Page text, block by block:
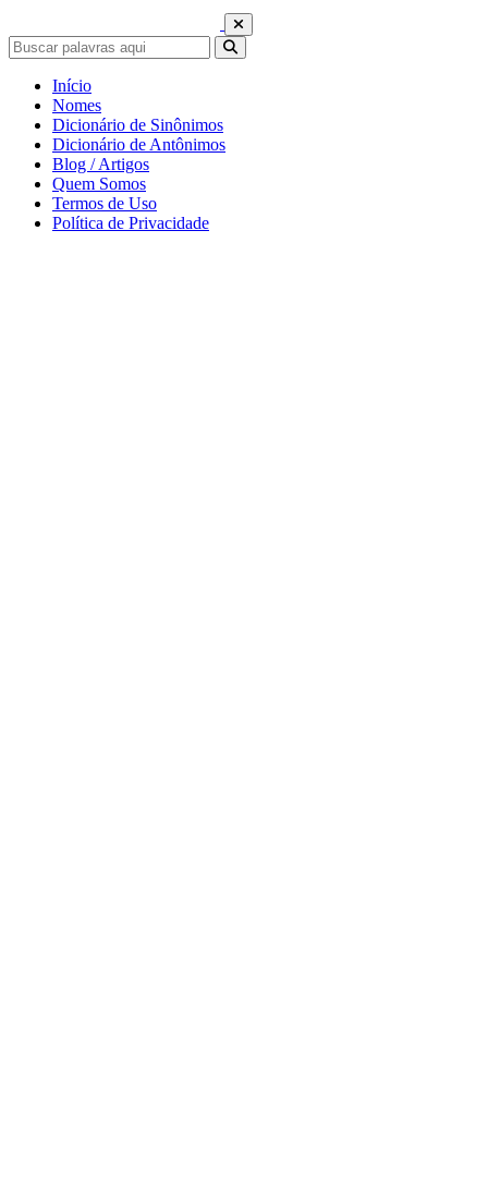
Início
Nomes
Dicionário de Sinônimos
Dicionário de Antônimos
Blog / Artigos
Quem Somos
Termos de Uso
Política de Privacidade